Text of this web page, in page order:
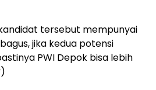
tersebut mempunyai
jika kedua potensi
PWI Depok bisa lebih